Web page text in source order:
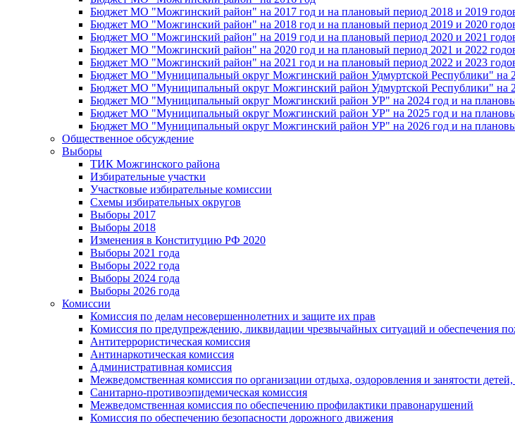
Бюджет МО "Можгинский район" на 2017 год и на плановый период 2018 и 2019
Бюджет МО "Можгинский район" на 2018 год и на плановый период 2019 и 2020
Бюджет МО "Можгинский район" на 2019 год и на плановый период 2020 и 2021
Бюджет МО "Можгинский район" на 2020 год и на плановый период 2021 и 2022
Бюджет МО "Можгинский район" на 2021 год и на плановый период 2022 и 2023
Бюджет МО "Муниципальный округ Можгинский район Удмуртской Республики" на
Бюджет МО "Муниципальный округ Можгинский район Удмуртской Республики" на
Бюджет МО "Муниципальный округ Можгинский район УР" на 2024 год и на
Бюджет МО "Муниципальный округ Можгинский район УР" на 2025 год и на
Бюджет МО "Муниципальный округ Можгинский район УР" на 2026 год и на
Общественное обсуждение
Выборы
ТИК Можгинского района
Избирательные участки
Участковые избирательные комиссии
Схемы избирательных округов
Выборы 2017
Выборы 2018
Изменения в Конституцию РФ 2020
Выборы 2021 года
Выборы 2022 года
Выборы 2024 года
Выборы 2026 года
Комиссии
Комиссия по делам несовершеннолетних и защите их прав
Комиссия по предупреждению, ликвидации чрезвычайных ситуаций и обеспечения
Антитеррористическая комиссия
Антинаркотическая комиссия
Административная комиссия
Межведомственная комиссия по организации отдыха, оздоровления и занятости
Санитарно-противоэпидемическая комиссия
Межведомственная комиссия по обеспечению профилактики правонарушений
Комиссия по обеспечению безопасности дорожного движения